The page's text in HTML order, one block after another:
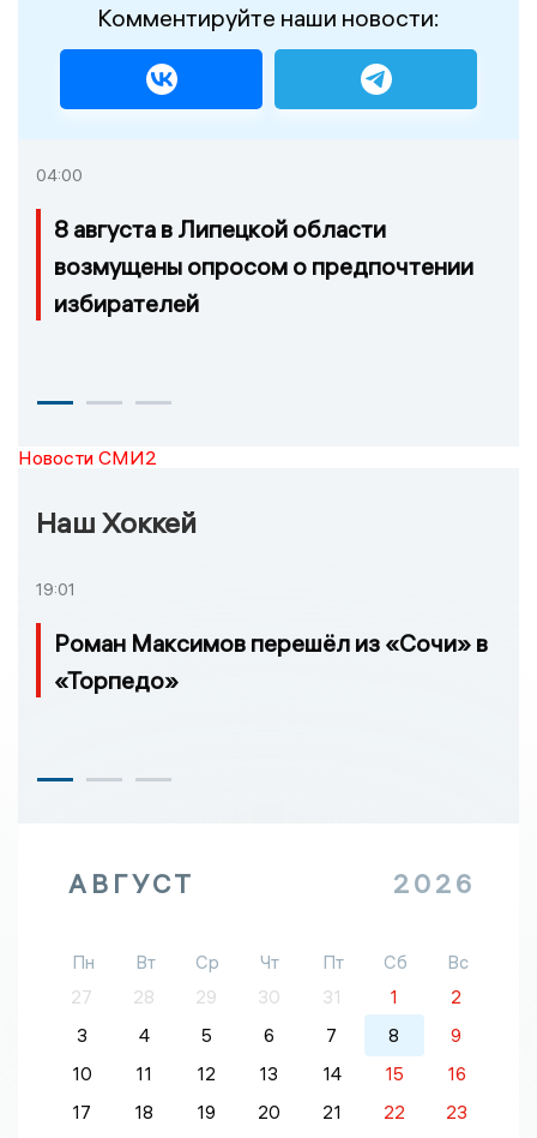
Комментируйте наши новости:
04:00
8 августа в Липецкой области
возмущены опросом о предпочтении
избирателей
Новости СМИ2
Наш Хоккей
19:01
Роман Максимов перешёл из «Сочи» в
«Торпедо»
АВГУСТ 2026
Пн Вт Ср Чт Пт Сб
Вс
27
28 29 30 31 1
2
3
4 5 6 7 8
9
10
11 12 13 14 15
16
17
18 19 20 21 22
23